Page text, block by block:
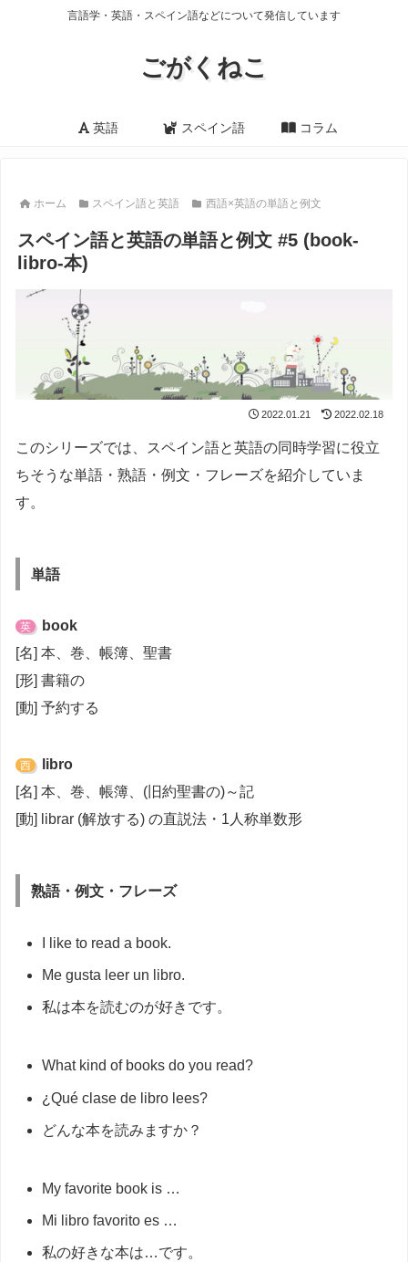
言語学・英語・スペイン語などについて発信しています
ごがくねこ
英語 スペイン語 コラム
ホーム スペイン語と英語 西語×英語の単語と例文
スペイン語と英語の単語と例文 #5 (book-
libro-本)
2022.01.21 2022.02.18
このシリーズでは、スペイン語と英語の同時学習に役立
ちそうな単語・熟語・例文・フレーズを紹介していま
す。
単語
英
book
[名] 本、巻、帳簿、聖書
[形] 書籍の
[動] 予約する
西
libro
[名] 本、巻、帳簿、(旧約聖書の)～記
[動] librar (解放する) の直説法・1人称単数形
熟語・例文・フレーズ
I like to read a book.
Me gusta leer un libro.
私は本を読むのが好きです。
What kind of books do you read?
¿Qué clase de libro lees?
どんな本を読みますか？
My favorite book is …
Mi libro favorito es …
私の好きな本は…です。